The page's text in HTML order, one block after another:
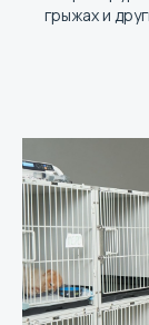
грыжах и